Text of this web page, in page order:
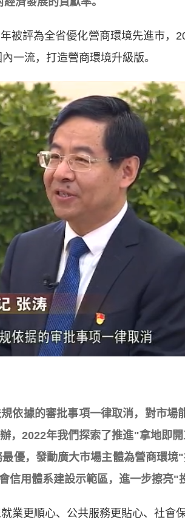
評為全省優化營商環境先進市，
一流，打造營商環境升級版。
據的審批事項一律取消，對市場
，2022年我們探索了推進"拿地即
優，發動廣大市場主體為營商環
信用體系建設示範區，進一步擦亮"
更順心、公共服務更貼心、社會保